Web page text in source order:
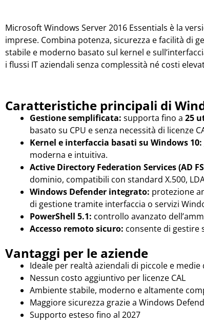
Microsoft Windows Server 2016 Essentials è la
imprese. Combina potenza, sicurezza e facilità di
stabile e moderno basato sul kernel e
i flussi IT aziendali senza complessità né costi
Caratteristiche principali di
Gestione semplificata: supporta fino a 25
basato su CPU e senza necessità di licenze
Kernel e interfaccia basati su Windows 10:
moderna e intuitiva.
Active Directory Federation Services (AD
dominio, compatibili con standard X.500,
Windows Defender integrato: protezione
di gestione tramite interfaccia o servizi
PowerShell 5.1: controllo avanzato
Accesso remoto sicuro: consente di gestire
Vantaggi per le aziende
Ideale per realtà aziendali di piccole e
Nessun costo aggiuntivo per licenze CAL
Ambiente stabile, moderno e altamente
Maggiore sicurezza grazie a Windows
Supporto esteso fino al 2027